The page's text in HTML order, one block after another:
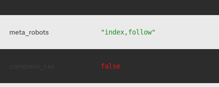
meta_robots "index,follow"
false